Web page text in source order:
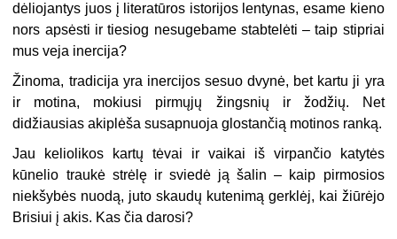
dėliojantys juos į literatūros istorijos lentynas, esame kieno
nors apsėsti ir tiesiog nesugebame stabtelėti – taip stipriai
mus veja inercija?
Žinoma, tradicija yra inercijos sesuo dvynė, bet kartu ji yra
ir motina, mokiusi pirmųjų žingsnių ir žodžių. Net
didžiausias akiplėša susapnuoja glostančią motinos ranką.
Jau keliolikos kartų tėvai ir vaikai iš virpančio katytės
kūnelio traukė strėlę ir sviedė ją šalin – kaip pirmosios
niekšybės nuodą, ju­to skaudų kutenimą gerklėj, kai žiūrėjo
Brisiui į akis. Kas čia darosi?